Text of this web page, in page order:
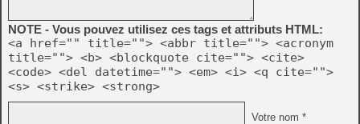
NOTE - Vous pouvez utilisez ces tags et attributs HTML:
<a href="" title=""> <abbr title=""> <acronym
title=""> <b> <blockquote cite=""> <cite>
<code> <del datetime=""> <em> <i> <q cite="">
<s> <strike> <strong>
Votre nom *